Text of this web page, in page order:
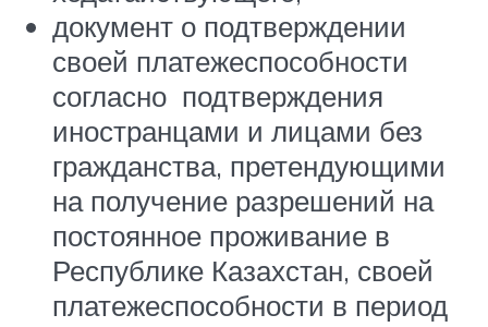
документ о подтверждении
своей платежеспособности
согласно подтверждения
иностранцами и лицами без
гражданства, претендующими
на получение разрешений на
постоянное проживание в
Республике Казахстан, своей
платежеспособности в период